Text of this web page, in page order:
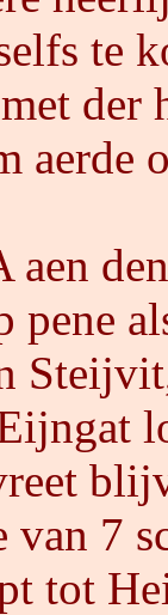
te
aerde
aen
pene
van 7
tot